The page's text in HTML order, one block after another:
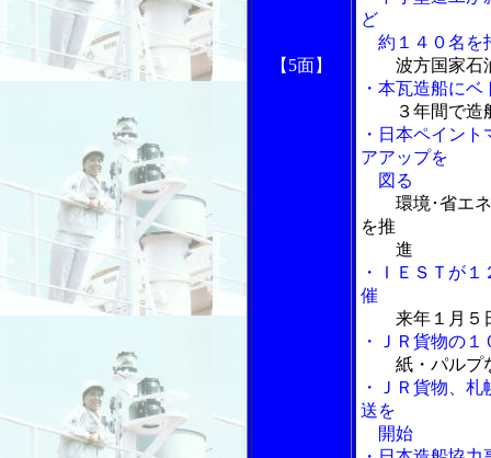
【5面】
ど
約１４０名を
波方国家石
・本瓦造船に
３年間で造
・日本ペイン
アアップを
図る
環境･省エ
を推
進
・ＩＥＳＴが
催
来年１月５
・ＪＲ貨物の
紙・パルプ
・ＪＲ貨物、
送を
開始